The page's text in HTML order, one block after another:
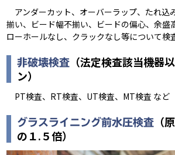
アンダーカット、オーバーラップ、たれ込
揃い、ビード幅不揃い、ビードの偏心、余盛
ローホールなし、クラックなし等について検
非破壊検査
（法定検査該当機器
ン）
PT検査、RT検査、UT検査、MT検査 など
グラスライニング前水圧検査
（
の１.５倍）